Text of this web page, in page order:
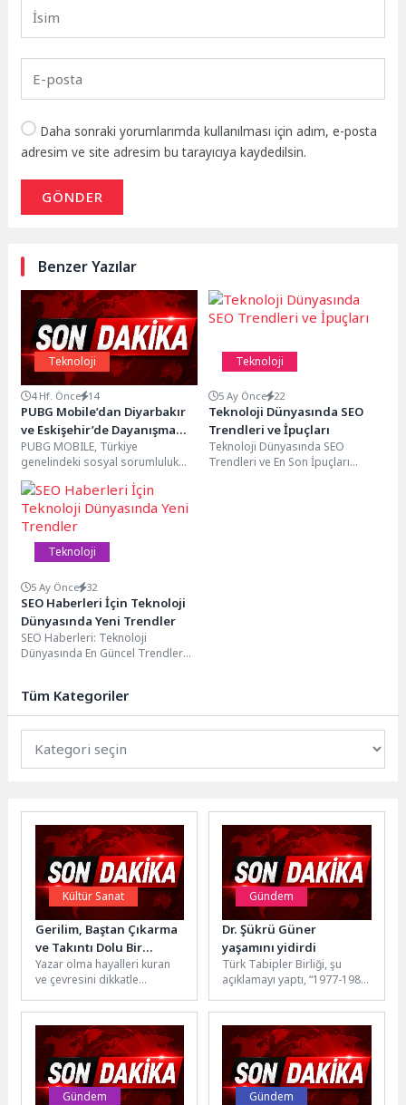
Daha sonraki yorumlarımda kullanılması için adım, e-posta
adresim ve site adresim bu tarayıcıya kaydedilsin.
GÖNDER
Benzer Yazılar
Teknoloji
4 Hf. Önce 14
PUBG Mobile’dan Diyarbakır
ve Eskişehir’de Dayanışma
Köprüsü
PUBG MOBILE, Türkiye
genelindeki sosyal sorumluluk
çalışmaları kapsamında
Diyarbakır ve Eskişehir'de yeni
projelere imza attı....
Teknoloji
5 Ay Önce 22
Teknoloji Dünyasında SEO
Trendleri ve İpuçları
Teknoloji Dünyasında SEO
Trendleri ve En Son İpuçları
Teknoloji
5 Ay Önce 32
SEO Haberleri İçin Teknoloji
Dünyasında Yeni Trendler
SEO Haberleri: Teknoloji
Dünyasında En Güncel Trendler
Tüm Kategoriler
Kültür Sanat
Gerilim, Baştan Çıkarma
ve Takıntı Dolu Bir
Dünyanın Kapıları
Aralanıyor
Yazar olma hayalleri kuran
ve çevresini dikkatle
gerçeklik algısı, gizemli ve
etkileyici...
Gündem
Dr. Şükrü Güner
yaşamını yidirdi
Türk Tabipler Birliği, şu
açıklamayı yaptı, “1977-1984
Tabipleri Birliği (TTB)
Merkez Konseyi...
Gündem Gündem